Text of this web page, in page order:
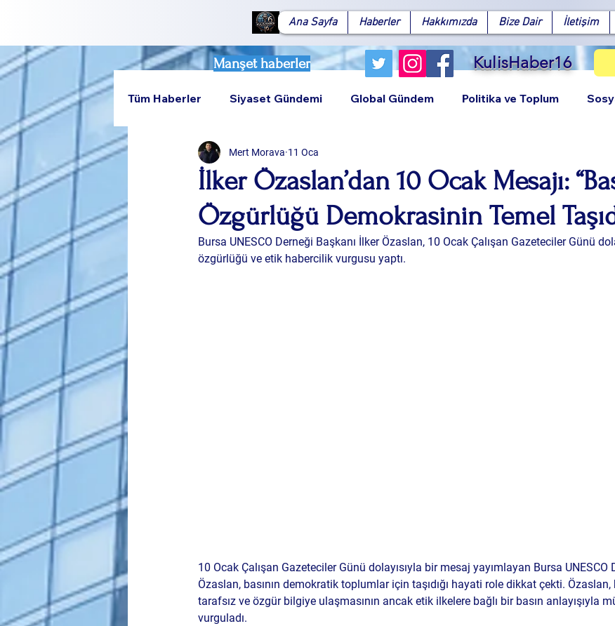
Ana Sayfa Haberler Hakkımızda Bize Dair İletişim
Manşet haberler KulisHaber16
Facebook X (Twitter)WhatsAppLinkedIn Pinterest
Tüm Haberler Siyaset Gündemi Global Gündem Politika ve Toplum
Teknoloji Rumeli
İlker Özaslan’dan 10 Ocak Mesajı:
Özgürlüğü Demokrasinin Temel
Mert Morava 11 Oca
Bursa UNESCO Derneği Başkanı İlker Özaslan, 10 Ocak Çalışan Gazeteciler Günü
özgürlüğü ve etik habercilik vurgusu yaptı.
10 Ocak Çalışan Gazeteciler Günü dolayısıyla bir mesaj yayımlayan Bursa UNESCO
Özaslan, basının demokratik toplumlar için taşıdığı hayati role dikkat çekti.
tarafsız ve özgür bilgiye ulaşmasının ancak etik ilkelere bağlı bir basın anlayışıyla
vurguladı.